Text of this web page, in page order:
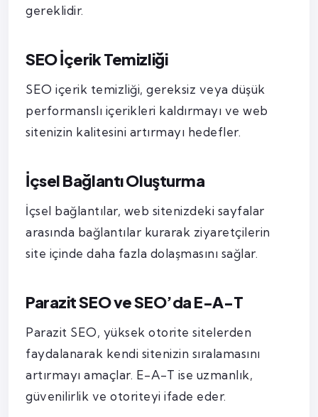
gereklidir.
SEO İçerik Temizliği
SEO içerik temizliği, gereksiz veya düşük
performanslı içerikleri kaldırmayı ve web
sitenizin kalitesini artırmayı hedefler.
İçsel Bağlantı Oluşturma
İçsel bağlantılar, web sitenizdeki sayfalar
arasında bağlantılar kurarak ziyaretçilerin
site içinde daha fazla dolaşmasını sağlar.
Parazit SEO ve SEO’da E-A-T
Parazit SEO, yüksek otorite sitelerden
faydalanarak kendi sitenizin sıralamasını
artırmayı amaçlar. E-A-T ise uzmanlık,
güvenilirlik ve otoriteyi ifade eder.